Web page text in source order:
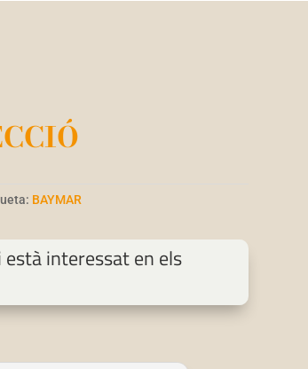
BAYMAR
interessat en els